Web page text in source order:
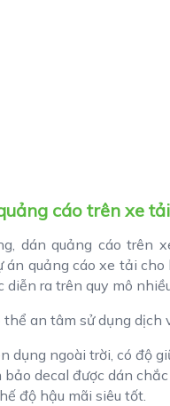
cáo trên xe
dán quảng cáo trên
án quảng cáo xe tải cho
diễn ra trên quy mô
an tâm sử dụng dịch
dụng ngoài trời, có độ
decal được dán
độ hậu mãi siêu tốt.